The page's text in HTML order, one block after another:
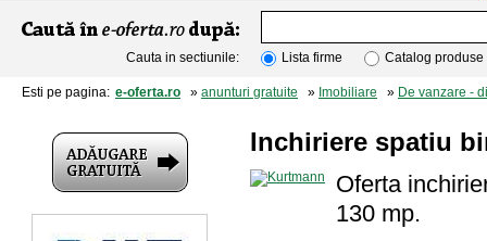
Cauta in sectiunile: Lista firme Catalog produse
Esti pe pagina: e-oferta.ro » anunturi gratuite » Imobiliare » De vanzare -
Inchiriere spatiu
Oferta
130 mp.